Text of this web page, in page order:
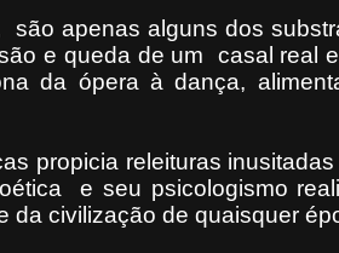
são apenas alguns dos
e queda de um
casal real
da ópera à dança,
propicia releituras
e seu psicologismo
da civilização de quaisquer